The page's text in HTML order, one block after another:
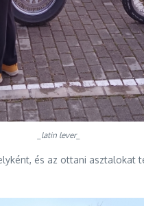
_latin lever_
és az ottani